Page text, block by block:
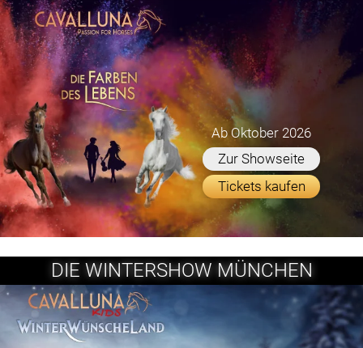
Ab Oktober 2026
Zur Showseite
Tickets kaufen
DIE WINTERSHOW MÜNCHEN